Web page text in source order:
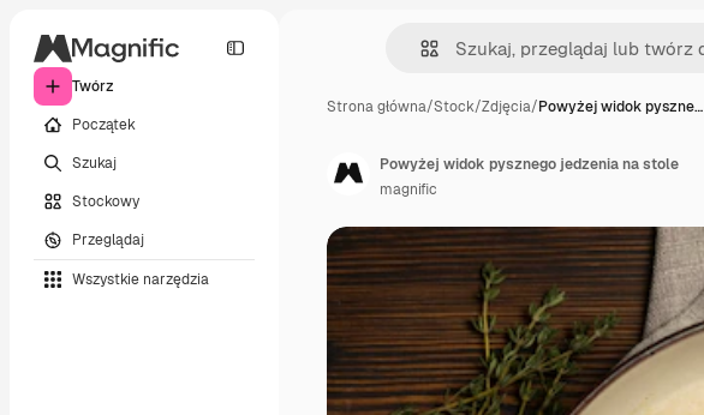
Twórz
Początek
Szukaj
Stockowy
Przeglądaj
Wszystkie narzędzia
Strona główna/Stock/Zdjęcia/Powyżej widok pyszne…
Powyżej widok pysznego jedzenia na stole
magnific